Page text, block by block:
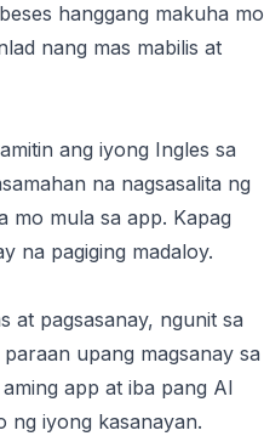
hanggang makuha mo
nang mas mabilis at
ang iyong Ingles sa
na nagsasalita ng
mo mula sa app. Kapag
na pagiging madaloy.
at pagsasanay, ngunit sa
upang magsanay sa
app at iba pang AI
ng iyong kasanayan.